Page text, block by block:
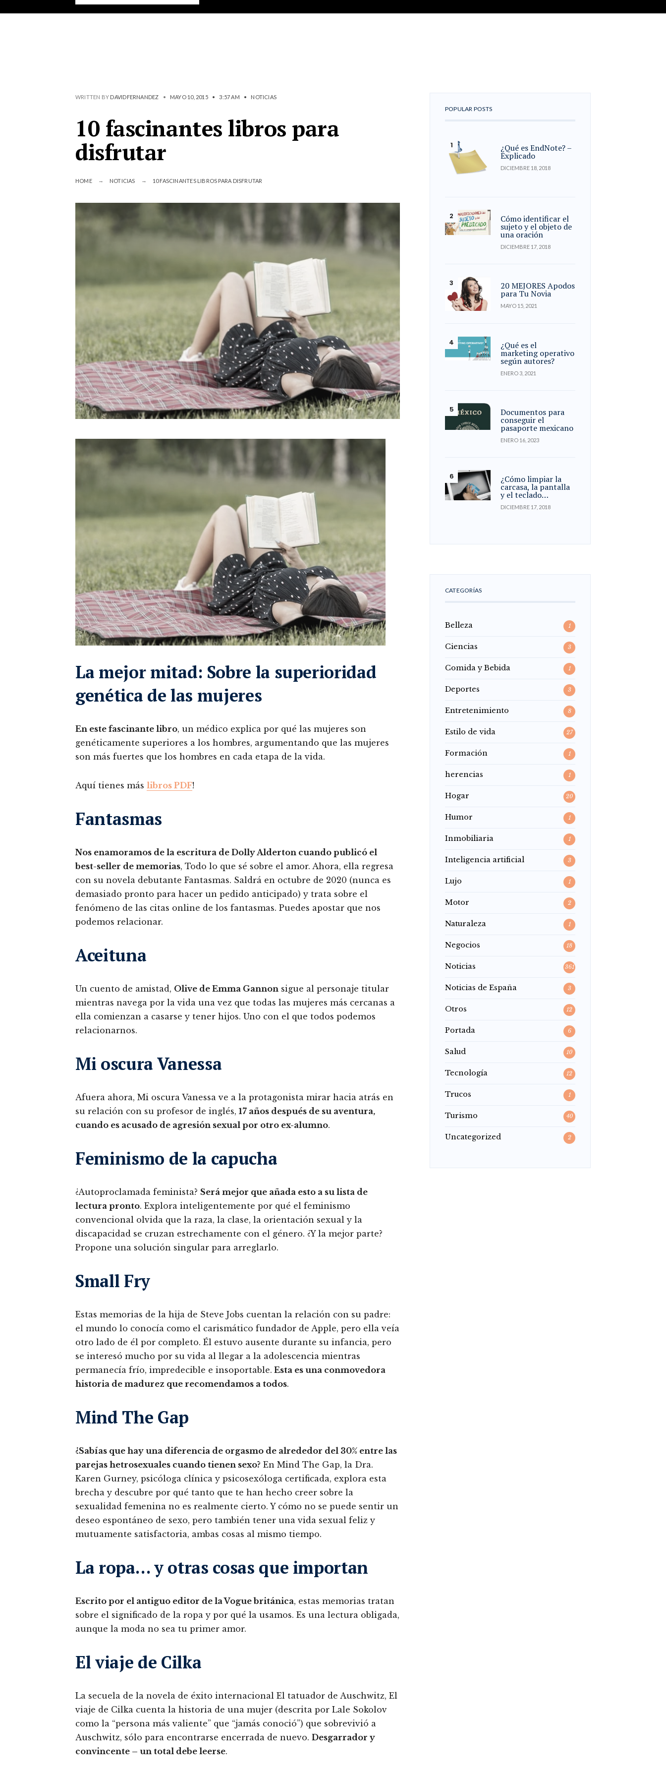
WRITTEN BY DAVIDFERNANDEZ • MAYO 10, 2015 • 3:57 AM • NOTICIAS
10 fascinantes libros para
disfrutar
HOME NOTICIAS 10 FASCINANTES LIBROS PARA DISFRUTAR
La mejor mitad: Sobre la superioridad
genética de las mujeres
En este fascinante libro, un médico explica por qué las mujeres son
genéticamente superiores a los hombres, argumentando que las mujeres
son más fuertes que los hombres en cada etapa de la vida.
Aquí tienes más libros PDF!
Fantasmas
Nos enamoramos de la escritura de Dolly Alderton cuando publicó el
best-seller de memorias, Todo lo que sé sobre el amor. Ahora, ella regresa
con su novela debutante Fantasmas. Saldrá en octubre de 2020 (nunca es
demasiado pronto para hacer un pedido anticipado) y trata sobre el
fenómeno de las citas online de los fantasmas. Puedes apostar que nos
podemos relacionar.
Aceituna
Un cuento de amistad, Olive de Emma Gannon sigue al personaje titular
mientras navega por la vida una vez que todas las mujeres más cercanas a
ella comienzan a casarse y tener hijos. Uno con el que todos podemos
relacionarnos.
Mi oscura Vanessa
Afuera ahora, Mi oscura Vanessa ve a la protagonista mirar hacia atrás en
su relación con su profesor de inglés, 17 años después de su aventura,
cuando es acusado de agresión sexual por otro ex-alumno.
Feminismo de la capucha
¿Autoproclamada feminista? Será mejor que añada esto a su lista de
lectura pronto. Explora inteligentemente por qué el feminismo
convencional olvida que la raza, la clase, la orientación sexual y la
discapacidad se cruzan estrechamente con el género. ¿Y la mejor parte?
Propone una solución singular para arreglarlo.
Small Fry
Estas memorias de la hija de Steve Jobs cuentan la relación con su padre:
el mundo lo conocía como el carismático fundador de Apple, pero ella veía
otro lado de él por completo. Él estuvo ausente durante su infancia, pero
se interesó mucho por su vida al llegar a la adolescencia mientras
permanecía frío, impredecible e insoportable. Esta es una conmovedora
historia de madurez que recomendamos a todos.
Mind The Gap
¿Sabías que hay una diferencia de orgasmo de alrededor del 30% entre las
parejas hetrosexuales cuando tienen sexo? En Mind The Gap, la Dra.
Karen Gurney, psicóloga clínica y psicosexóloga certificada, explora esta
brecha y descubre por qué tanto que te han hecho creer sobre la
sexualidad femenina no es realmente cierto. Y cómo no se puede sentir un
deseo espontáneo de sexo, pero también tener una vida sexual feliz y
mutuamente satisfactoria, ambas cosas al mismo tiempo.
La ropa… y otras cosas que importan
Escrito por el antiguo editor de la Vogue británica, estas memorias tratan
sobre el significado de la ropa y por qué la usamos. Es una lectura obligada,
aunque la moda no sea tu primer amor.
El viaje de Cilka
La secuela de la novela de éxito internacional El tatuador de Auschwitz, El
viaje de Cilka cuenta la historia de una mujer (descrita por Lale Sokolov
como la “persona más valiente” que “jamás conoció”) que sobrevivió a
Auschwitz, sólo para encontrarse encerrada de nuevo. Desgarrador y
convincente – un total debe leerse.
POPULAR POSTS
¿Qué es EndNote? –
Explicado
DICIEMBRE 18, 2018
Cómo identificar el
sujeto y el objeto de
una oración
DICIEMBRE 17, 2018
20 MEJORES Apodos
para Tu Novia
MAYO 15, 2021
¿Qué es el
marketing operativo
según autores?
ENERO 3, 2021
Documentos para
conseguir el
pasaporte mexicano
ENERO 16, 2023
¿Cómo limpiar la
carcasa, la pantalla
y el teclado…
DICIEMBRE 17, 2018
CATEGORÍAS
Belleza 1
Ciencias 3
Comida y Bebida 1
Deportes 3
Entretenimiento 8
Estilo de vida 27
Formación 1
herencias 1
Hogar 20
Humor 1
Inmobiliaria 1
Inteligencia artificial 3
Lujo 1
Motor 2
Naturaleza 1
Negocios 18
Noticias 361
Noticias de España 3
Otros 12
Portada 6
Salud 10
Tecnología 12
Trucos 1
Turismo 40
Uncategorized 2